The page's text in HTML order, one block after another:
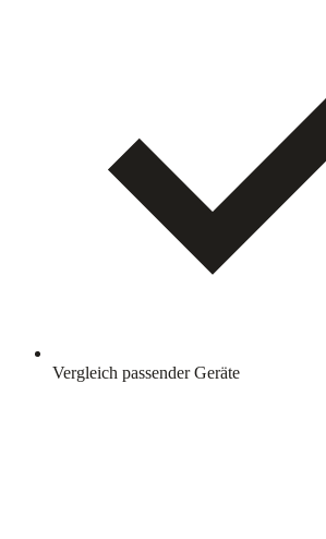
Vergleich passender Geräte